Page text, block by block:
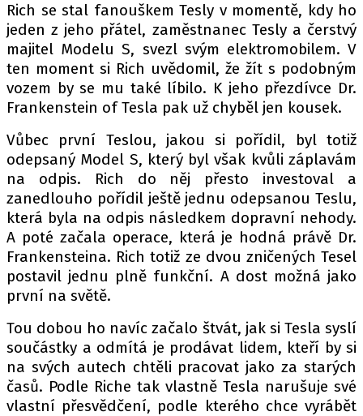
INZERCE
OSOBNÍ ÚDAJE / COOKIES
Provozovatelem serveru autoroad.cz je
INCORP MEDIA GROUP s.r.o., IČ: 118 23 054
Rich se stal fanouškem Tesly v momentě, kdy ho
jeden z jeho přátel, zaměstnanec Tesly a čerstvý
majitel Modelu S, svezl svým elektromobilem. V
ten moment si Rich uvědomil, že žít s podobným
vozem by se mu také líbilo. K jeho přezdívce Dr.
Frankenstein of Tesla pak už chyběl jen kousek.
Vůbec první Teslou, jakou si pořídil, byl totiž
odepsaný Model S, který byl však kvůli záplavám
na odpis. Rich do něj přesto investoval a
zanedlouho pořídil ještě jednu odepsanou Teslu,
která byla na odpis následkem dopravní nehody.
A poté začala operace, která je hodná právě Dr.
Frankensteina. Rich totiž ze dvou zničených Tesel
postavil jednu plně funkční. A dost možná jako
první na světě.
Tou dobou ho navíc začalo štvát, jak si Tesla syslí
součástky a odmítá je prodávat lidem, kteří by si
na svých autech chtěli pracovat jako za starých
časů. Podle Riche tak vlastně Tesla narušuje své
vlastní přesvědčení, podle kterého chce vyrábět